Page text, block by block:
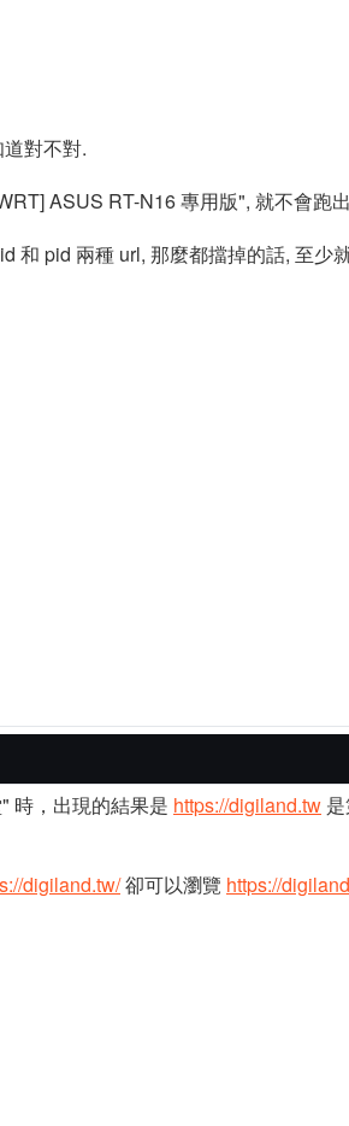
對不對.
ASUS RT-N16 專用版", 就不會跑
和 pid 兩種 url, 那麼都擋掉的話, 至少
時，出現的結果是 https://digiland.tw
digiland.tw/卻可以瀏覽 https://